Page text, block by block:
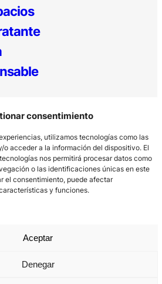
consentimiento
utilizamos tecnologías como las
o acceder a la información del dispositivo. El
nos permitirá procesar datos como
o las identificaciones únicas en este
el consentimiento, puede afectar
y funciones.
Aceptar
Denegar
Gijón